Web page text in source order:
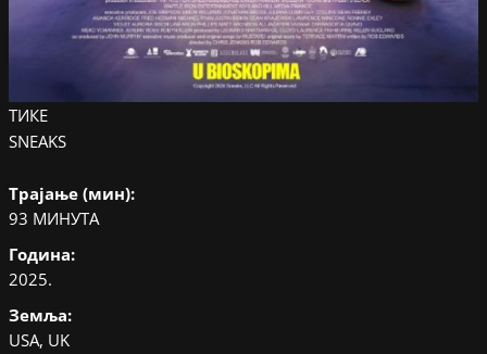
ТИКЕ
SNEAKS
Трајање (мин):
93 МИНУТА
Година:
2025.
Земља:
USA, UK